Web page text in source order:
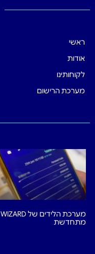
ראשי
אודות
לקוחותינו
מערכת הרישום
מערכת הלידים של WIZARD
מתחדשת